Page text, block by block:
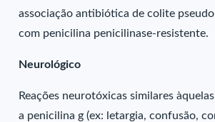
associação antibiótica de colite
com penicilina penicilinase-resistente.
Neurológico
Reações neurotóxicas similares
a penicilina g (ex: letargia, confusão,